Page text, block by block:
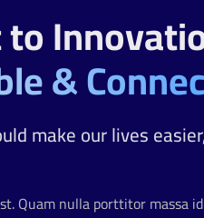
&
make our lives
Quam nulla porttitor massa